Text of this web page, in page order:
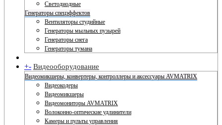
Светодиодные
Генераторы спецэффектов
Вентиляторы студийные
Генераторы мыльных пузырей
Генераторы снега
Генераторы тумана
+- Видеооборудование
Видеомикшеры, конвертеры, контроллеры и аксессуары AVMATRIX
Видеокодеры
Видеомикшеры
Видеомониторы AVMATRIX
Волоконно-оптические удлинители
Камеры и пульты управления